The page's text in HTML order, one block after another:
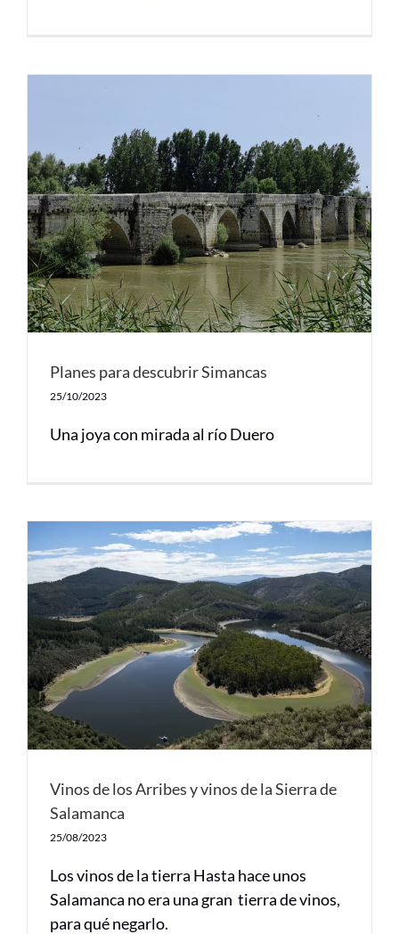
Planes para descubrir Simancas
25/10/2023
Una joya con mirada al río Duero
Vinos de los Arribes y vinos de la Sierra de
Salamanca
25/08/2023
Los vinos de la tierra Hasta hace unos
Salamanca no era una gran tierra de vinos,
para qué negarlo.